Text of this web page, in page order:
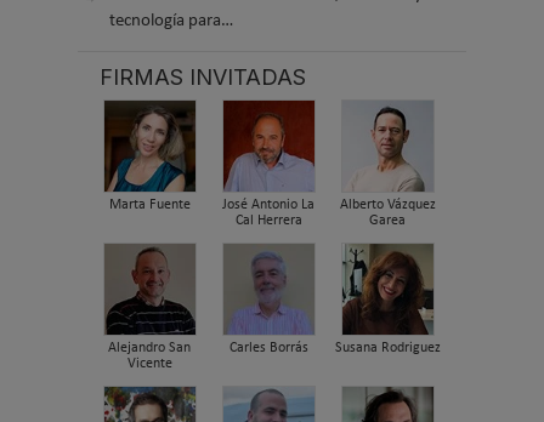
tecnología para…
FIRMAS INVITADAS
Marta Fuente
José Antonio La
Cal Herrera
Alberto Vázquez
Garea
Alejandro San
Vicente
Carles Borrás Susana Rodriguez